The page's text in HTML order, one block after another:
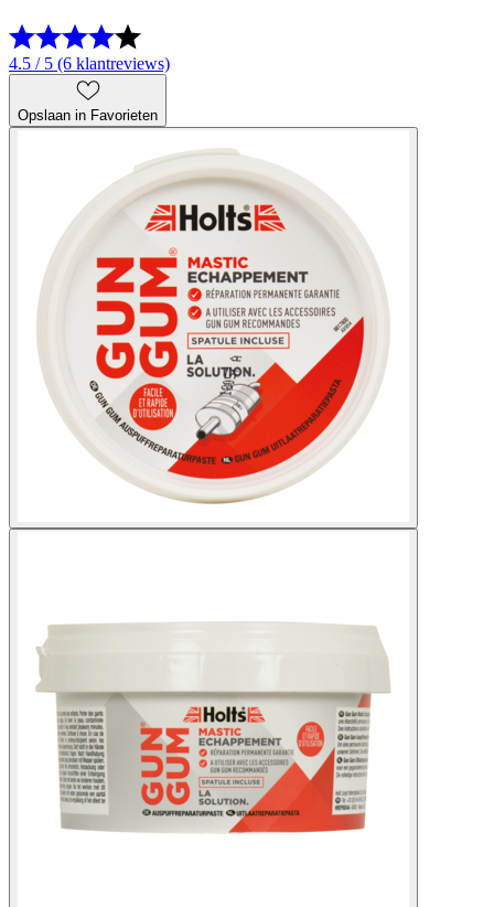
4.5 / 5 (6 klantreviews)
Opslaan in Favorieten